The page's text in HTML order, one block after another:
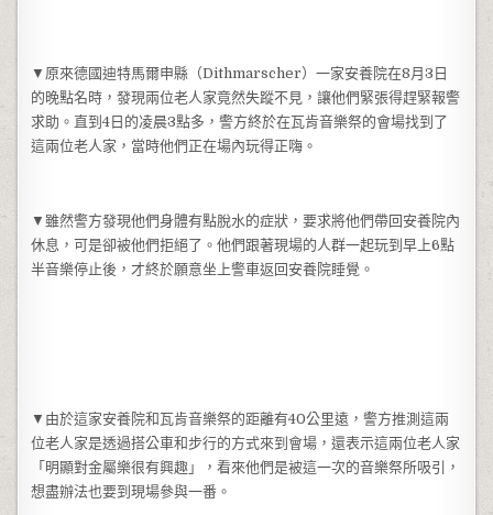
▼原來德國迪特馬爾申縣（Dithmarscher）一家安養院在8月3日
的晚點名時，發現兩位老人家竟然失蹤不見，讓他們緊張得趕緊報警
求助。直到4日的凌晨3點多，警方終於在瓦肯音樂祭的會場找到了
這兩位老人家，當時他們正在場內玩得正嗨。
▼雖然警方發現他們身體有點脫水的症狀，要求將他們帶回安養院內
休息，可是卻被他們拒絕了。他們跟著現場的人群一起玩到早上6點
半音樂停止後，才終於願意坐上警車返回安養院睡覺。
▼由於這家安養院和瓦肯音樂祭的距離有40公里遠，警方推測這兩
位老人家是透過搭公車和步行的方式來到會場，還表示這兩位老人家
「明顯對金屬樂很有興趣」，看來他們是被這一次的音樂祭所吸引，
想盡辦法也要到現場參與一番。